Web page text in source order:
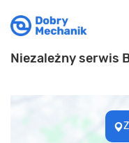
Niezależny serwis